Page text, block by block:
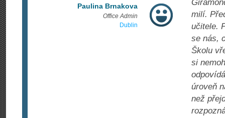
Paulina Brnakova
Office Admin
Dublin
milí.
učitele.
se nás,
Školu
si
úroveň
než